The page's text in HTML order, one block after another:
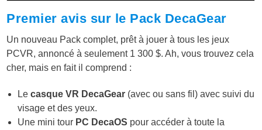
Premier avis sur le Pack DecaGear
Un nouveau Pack complet, prêt à jouer à tous les jeux
PCVR, annoncé à seulement 1 300 $. Ah, vous trouvez cela
cher, mais en fait il comprend :
Lecasque VR DecaGear (avec ou sans fil) avec suivi du
visage et des yeux.
Une mini tour PC DecaOS pour accéder à toute la